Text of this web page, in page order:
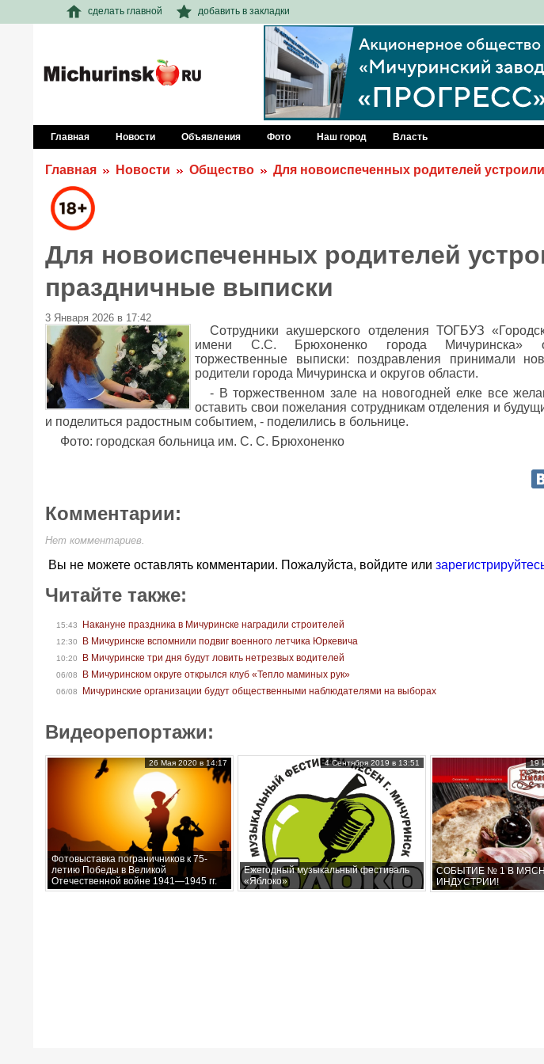
сделать главной добавить в закладки
Главная Новости Объявления Фото Наш город Власть
Главная Новости Общество Для новоиспеченных родителей
Для новоиспеченных родителей
праздничные выписки
3 Января 2026 в 17:42
Сотрудники акушерского отделения ТОГБУЗ
имени С.С. Брюхоненко города Мичуринска»
торжественные выписки: поздравления принимали
родители города Мичуринска и округов области.
- В торжественном зале на новогодней елке все
оставить свои пожелания сотрудникам отделения и
и поделиться радостным событием, - поделились в больнице.
Фото: городская больница им. С. С. Брюхоненко
Комментарии:
Нет комментариев.
Вы не можете оставлять комментарии. Пожалуйста, войдите или
Читайте также:
15:43 Накануне праздника в Мичуринске наградили строителей
12:30 В Мичуринске вспомнили подвиг военного летчика Юркевича
10:20 В Мичуринске три дня будут ловить нетрезвых водителей
06/08 В Мичуринском округе открылся клуб «Тепло маминых рук»
06/08 Мичуринские организации будут общественными наблюдателями на выборах
Видеорепортажи:
Фотовыставка пограничников к 75-
летию Победы в Великой
Отечественной войне 1941—1945 гг.
26 Мая 2020 в 14:17
Ежегодный музыкальный фестиваль
«Яблоко»
4 Сентября 2019 в 13:51
СОБЫТИЕ № 1 В
ИНДУСТРИИ!
19